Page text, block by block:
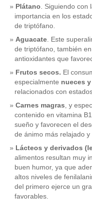
Plátano. Siguiendo con
importancia en los
de triptófano.
Aguacate. Este
de triptófano, también
antioxidantes que
Frutos secos. El
especialmente nueces
relacionados con
Carnes magras, y
contenido en vitamina
sueño y favorecen el
de ánimo más relajado y
Lácteos y derivados
alimentos resultan muy
buen humor, ya que
altos niveles de
del primero ejerce un
favorables.